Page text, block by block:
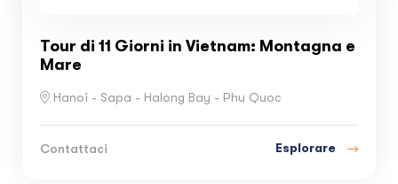
Tour di 11 Giorni in Vietnam: Montagna e
Mare
Hanoi - Sapa - Halong Bay - Phu Quoc
Contattaci Esplorare